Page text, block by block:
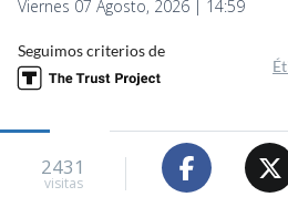
Viernes 07 Agosto, 2026 | 14:59
Seguimos criterios de
2431
visitas